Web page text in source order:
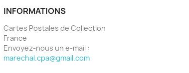
INFORMATIONS
Cartes Postales de Collection
France
Envoyez-nous un e-mail :
marechal.cpa@gmail.com